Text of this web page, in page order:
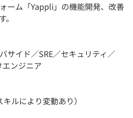
ーム「Yappli」の機能開発、改善
サイド／SRE／セキュリティ／
ンジニア
ルにより変動あり）